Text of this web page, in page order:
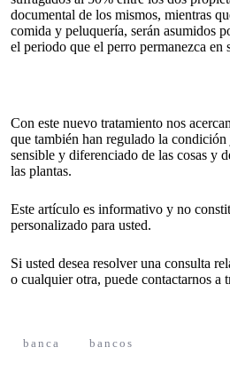
documental de los mismos, mientras
comida y peluquería, serán asumidos
el periodo que el perro permanezca en
Con este nuevo tratamiento nos
que también han regulado la
sensible y diferenciado de las cosas y
las plantas.
Este artículo es informativo y no
personalizado para usted.
Si usted desea resolver una consulta
o cualquier otra, puede contactarnos a
banca bancos